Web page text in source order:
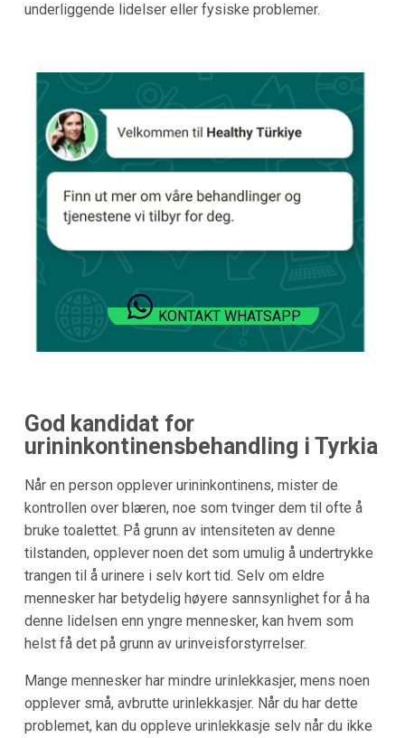
underliggende lidelser eller fysiske problemer.
KONTAKT WHATSAPP
God kandidat for
urininkontinensbehandling i Tyrkia
Når en person opplever urininkontinens, mister de
kontrollen over blæren, noe som tvinger dem til ofte å
bruke toalettet. På grunn av intensiteten av denne
tilstanden, opplever noen det som umulig å undertrykke
trangen til å urinere i selv kort tid. Selv om eldre
mennesker har betydelig høyere sannsynlighet for å ha
denne lidelsen enn yngre mennesker, kan hvem som
helst få det på grunn av urinveisforstyrrelser.
Mange mennesker har mindre urinlekkasjer, mens noen
opplever små, avbrutte urinlekkasjer. Når du har dette
problemet, kan du oppleve urinlekkasje selv når du ikke